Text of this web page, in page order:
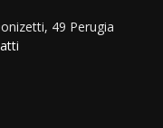
49 Perugia